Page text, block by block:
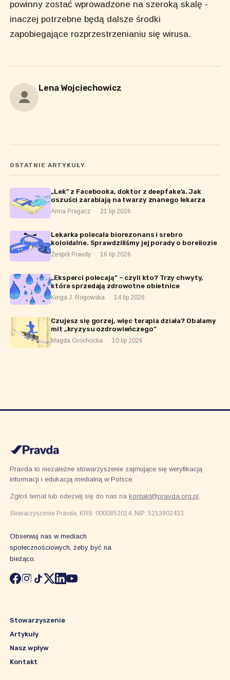
powinny zostać wprowadzone na szeroką skalę -
inaczej potrzebne będą dalsze środki
zapobiegające rozprzestrzenianiu się wirusa.
Lena Wojciechowicz
OSTATNIE ARTYKUŁY
„Lek” z Facebooka, doktor z deepfake’a. Jak
oszuści zarabiają na twarzy znanego lekarza
Anna Pragacz · 21 lip 2026
Lekarka polecała biorezonans i srebro
koloidalne. Sprawdziliśmy jej porady o boreliozie
Zespół Pravdy · 16 lip 2026
„Eksperci polecają” – czyli kto? Trzy chwyty,
które sprzedają zdrowotne obietnice
Kinga J. Rogowska · 14 lip 2026
Czujesz się gorzej, więc terapia działa? Obalamy
mit „kryzysu ozdrowieńczego”
Magda Grochocka · 10 lip 2026
Pravda to niezależne stowarzyszenie zajmujące się weryfikacją
informacji i edukacją medialną w Polsce.
Zgłoś temat lub odezwij się do nas nakontakt@pravda.org.pl.
Stowarzyszenie Pravda, KRS: 0000852014, NIP: 5213902433
Obserwuj nas w mediach
społecznościowych, żeby być na
bieżąco.
Stowarzyszenie
Artykuły
Nasz wpływ
Kontakt